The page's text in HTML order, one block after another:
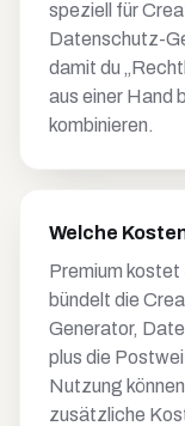
speziell für
Datenschutz-
damit du
aus einer Hand
kombinieren.
Welche
Premium
bündelt die
Generator,
plus die
Nutzung
zusätzliche